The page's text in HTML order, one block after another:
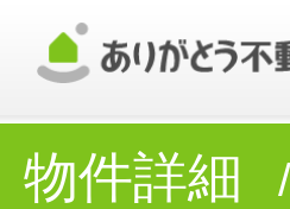
物件詳細